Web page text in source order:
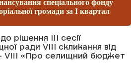
спеціального фонду
громади за І квартал
рішення III сесії
ради VIII скликання від
VIII «Про селищний бюджет